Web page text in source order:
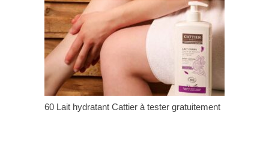
60 Lait hydratant Cattier à tester gratuitement